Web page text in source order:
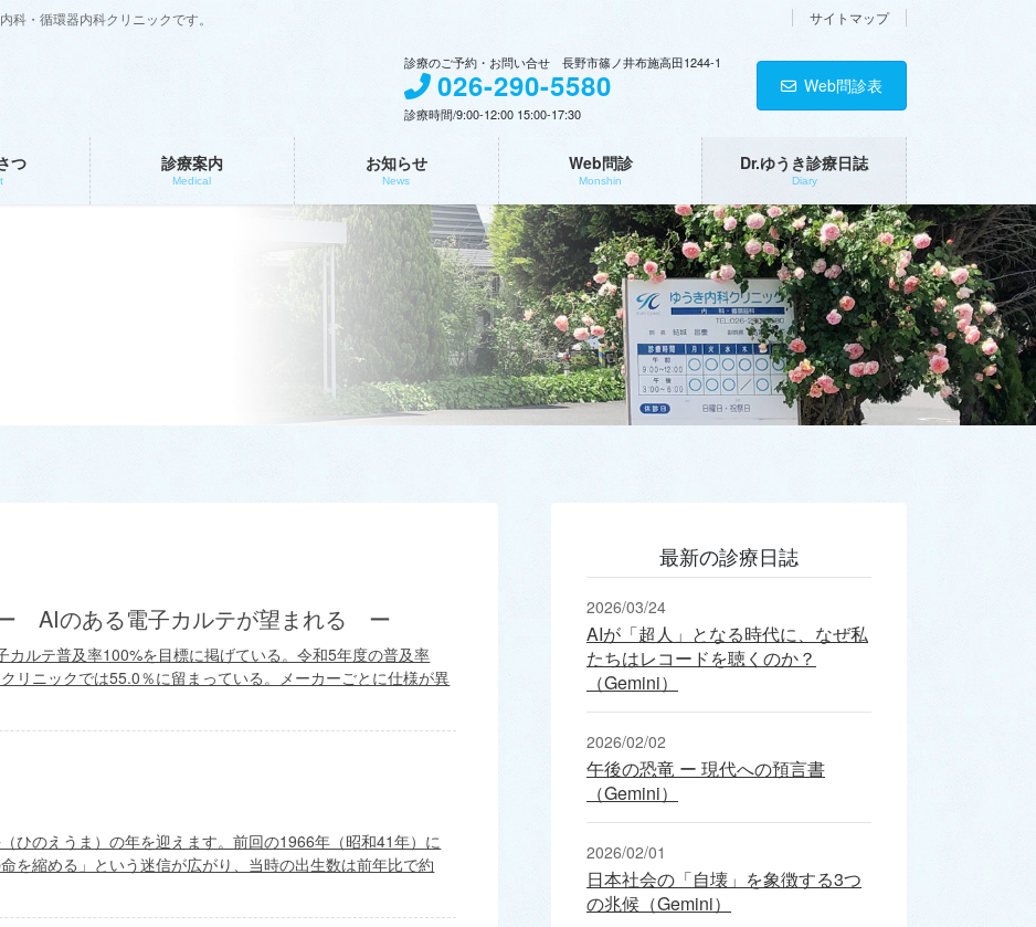
・循環器内科クリニックです。 サイトマップ
診療のご予約・お問い合せ 長野市篠ノ井布施高田1244-1
026-290-5580
診療時間/9:00-12:00 15:00-17:30
Web問診表
つ 診療案内
Medical
お知らせ
News
Web問診
Monshin
Dr.ゆうき診療日誌
Diary
AIのある電子カルテが望まれる ー
カルテ普及率100%を目標に掲げている。令和5年度の普及率
リニックでは55.0％に留まっている。メーカーごとに仕様が異
ひのえうま）の年を迎えます。前回の1966年（昭和41年）に
を縮める」という迷信が広がり、当時の出生数は前年比で約
最新の診療日誌
2026/03/24
AIが「超人」となる時代に、なぜ私
たちはレコードを聴くのか？
（Gemini）
2026/02/02
午後の恐竜 ー 現代への預言書
（Gemini）
2026/02/01
日本社会の「自壊」を象徴する3つ
の兆候（Gemini）